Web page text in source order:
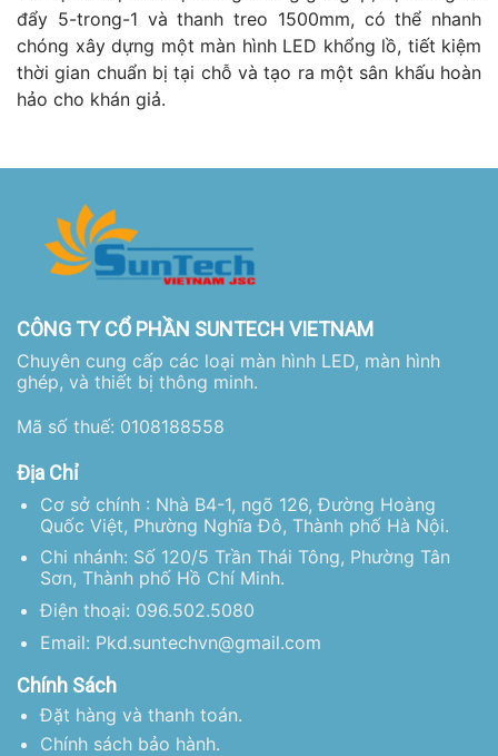
đẩy 5-trong-1 và thanh treo 1500mm, có thể nhanh
chóng xây dựng một màn hình LED khổng lồ, tiết kiệm
thời gian chuẩn bị tại chỗ và tạo ra một sân khấu hoàn
hảo cho khán giả.
CÔNG TY CỔ PHẦN SUNTECH VIETNAM
Chuyên cung cấp các loại màn hình LED, màn hình
ghép, và thiết bị thông minh.
Mã số thuế: 0108188558
Địa Chỉ
Cơ sở chính : Nhà B4-1, ngõ 126, Đường Hoàng
Quốc Việt, Phường Nghĩa Đô, Thành phố Hà Nội.
Chi nhánh: Số 120/5 Trần Thái Tông, Phường Tân
Sơn, Thành phố Hồ Chí Minh.
Điện thoại: 096.502.5080
Email: Pkd.suntechvn@gmail.com
Chính Sách
Đặt hàng và thanh toán.
Chính sách bảo hành.